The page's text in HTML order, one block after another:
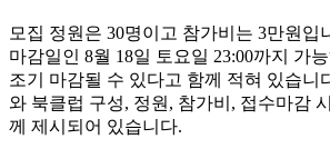
모집 정원은 30명이고 참가비는 3만원입
마감일인 8월 18일 토요일 23:00까지 가
조기 마감될 수 있다고 함께 적혀 있습니
와 북클럽 구성, 정원, 참가비, 접수마감
께 제시되어 있습니다.